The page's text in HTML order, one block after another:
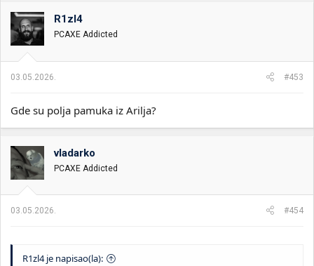
o
v
a
n
:
R1zl4
PCAXE Addicted
03.05.2026. #453
Gde su polja pamuka iz Arilja?
vladarko
PCAXE Addicted
03.05.2026. #454
R1zl4 je napisao(la):